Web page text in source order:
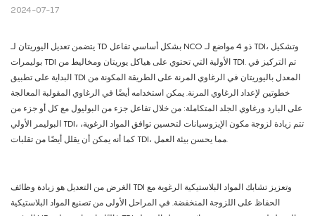
2024-07-17
يتضمن تعديل اليوريتان لـ TD بشكل أساسي تفاعل NCO ذو 4 مواضع لـ TDI، وتشكيل
بوليمرات TDI الأولية التي تحتوي على هياكل يوريتان ومخاليط من TDI. تم التركيز في
البداية على تطبيق TDI المعدل باليوريتان في الرغاوي المرنة على الطريقة المكونة من
خطوتين لإعداد الرغاوي المرنة. يمكن استخدامه أيضًا في الرغاوي المقولبة المعالجة
على البارد ورغاوي الجلد المتكاملة: من خلال تفاعل جزء من البوليول مع كل أو جزء من
البوليمر الأولي TDI، تتم زيادة لزوجة مكون الإيزوسيانات لتحسين توافق المواد الرغوية،
كما أنه يمكن أن يقلل أيضًا من تقلبات TDI، مما يحسن بيئة العمل.
الغرض من التعديل هو زيادة وظائف TDI وتعزيز تشابك المواد البلاستيكية الرغوية مع
الحفاظ على اللزوجة المنخفضة. في المراحل الأولى من تصنيع المواد البلاستيكية